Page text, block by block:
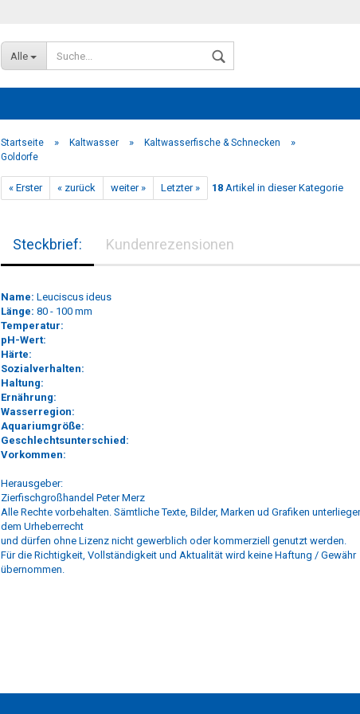
Alle
Startseite » Kaltwasser » Kaltwasserfische & Schnecken »
Goldorfe
« Erster « zurück weiter » Letzter » 18Artikel in dieser Kategorie
Steckbrief: Kundenrezensionen
Name: Leuciscus ideus
Länge: 80 - 100 mm
Temperatur:
pH-Wert:
Härte:
Sozialverhalten:
Haltung:
Ernährung:
Wasserregion:
Aquariumgröße:
Geschlechtsunterschied:
Vorkommen:
Herausgeber:
Zierfischgroßhandel Peter Merz
Alle Rechte vorbehalten. Sämtliche Texte, Bilder, Marken ud Grafiken
dem Urheberrecht
und dürfen ohne Lizenz nicht gewerblich oder kommerziell genutzt werden.
Für die Richtigkeit, Vollständigkeit und Aktualität wird keine Haftung / Gewähr
übernommen.